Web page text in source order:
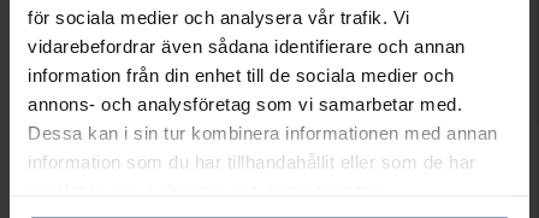
för sociala medier och analysera vår trafik. Vi
vidarebefordrar även sådana identifierare och annan
information från din enhet till de sociala medier och
annons- och analysföretag som vi samarbetar med.
Dessa kan i sin tur kombinera informationen med annan
information som du har tillhandahållit eller som de har
Lagervara.
Leveranstid 3-7 arbetsdagar.
INFO
LÄNGD CA (CM)
17,0
VARUMÄRKE
Pandora Charms